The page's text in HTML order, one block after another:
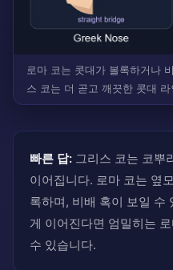
로마 코는 콧대가 볼록하거나
스 코는 더 곧고 깨끗한 콧대
빠른 답: 그리스 코는 코뿌
이어집니다. 로마 코는 옆
록하며, 비배 혹이 보일 수
게 이어진다면 엄밀히는
수 있습니다.